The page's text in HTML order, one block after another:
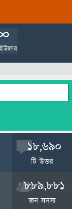
18,690
টি উত্তর
889,881
জন সদস্য